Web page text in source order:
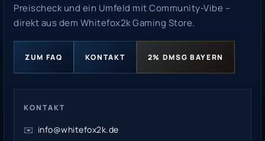
Preischeck und ein Umfeld mit Community-Vibe –
direkt aus dem Whitefox2k Gaming Store.
ZUM FAQ KONTAKT 2% DMSG BAYERN
KONTAKT
✉️ info@whitefox2k.de